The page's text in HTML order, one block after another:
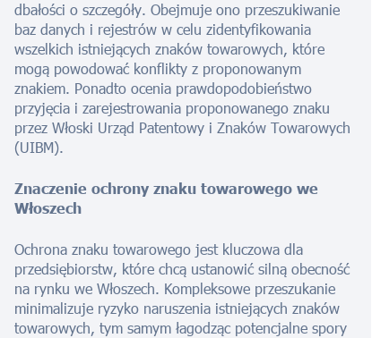
dbałości o szczegóły. Obejmuje ono przeszukiwanie
baz danych i rejestrów w celu zidentyfikowania
wszelkich istniejących znaków towarowych, które
mogą powodować konflikty z proponowanym
znakiem. Ponadto ocenia prawdopodobieństwo
przyjęcia i zarejestrowania proponowanego znaku
przez Włoski Urząd Patentowy i Znaków Towarowych
(UIBM).
Znaczenie ochrony znaku towarowego we
Włoszech
Ochrona znaku towarowego jest kluczowa dla
przedsiębiorstw, które chcą ustanowić silną obecność
na rynku we Włoszech. Kompleksowe przeszukanie
minimalizuje ryzyko naruszenia istniejących znaków
towarowych, tym samym łagodząc potencjalne spory